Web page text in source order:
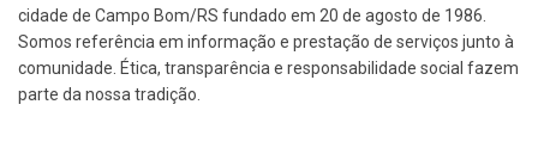
cidade de Campo Bom/RS fundado em 20 de agosto de 1986.
Somos referência em informação e prestação de serviços junto à
comunidade. Ética, transparência e responsabilidade social fazem
parte da nossa tradição.